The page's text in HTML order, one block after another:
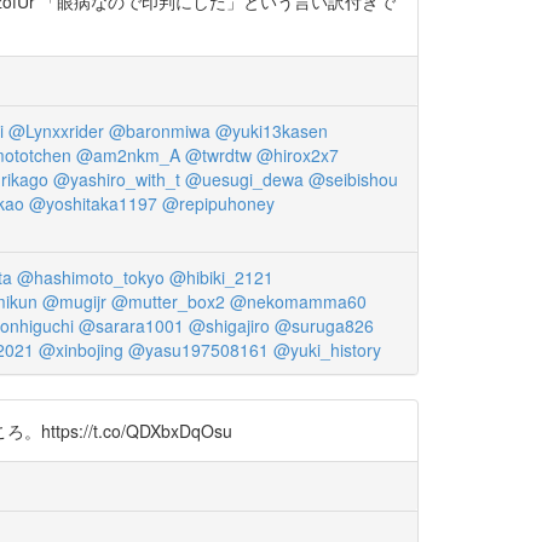
@Lynxxrider @baronmiwa @yuki13kasen
@am2nkm_A @twrdtw @hirox2x7
@yashiro_with_t @uesugi_dewa @seibishou
@yoshitaka1197 @repipuhoney
@hashimoto_tokyo @hibiki_2121
@mugijr @mutter_box2 @nekomamma60
@sarara1001 @shigajiro @suruga826
@xinbojing @yasu197508161 @yuki_history
。https://t.co/QDXbxDqOsu